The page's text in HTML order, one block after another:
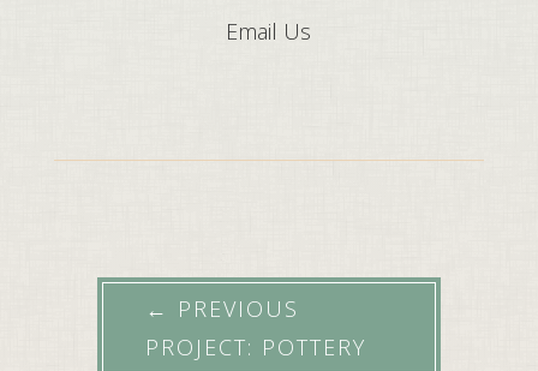
Email Us
← PREVIOUS
PROJECT: POTTERY